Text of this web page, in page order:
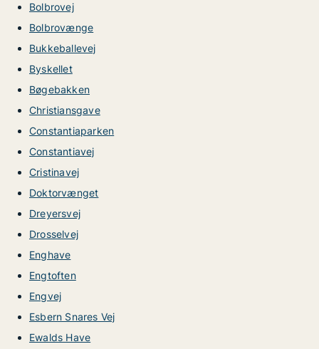
Bolbrovej
Bolbrovænge
Bukkeballevej
Byskellet
Bøgebakken
Christiansgave
Constantiaparken
Constantiavej
Cristinavej
Doktorvænget
Dreyersvej
Drosselvej
Enghave
Engtoften
Engvej
Esbern Snares Vej
Ewalds Have